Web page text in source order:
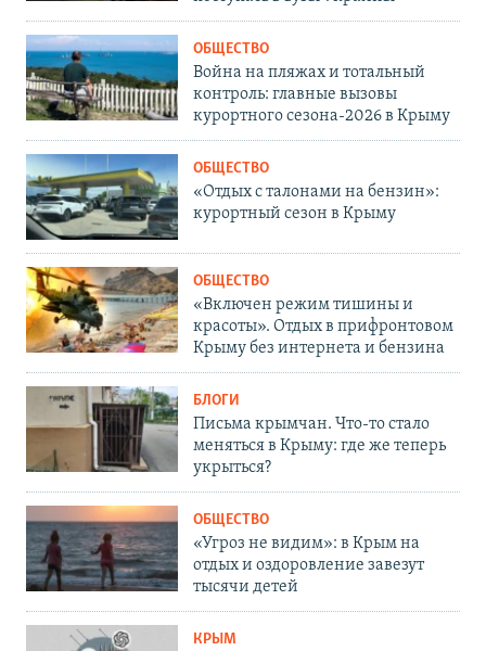
ОБЩЕСТВО
Война на пляжах и тотальный
контроль: главные вызовы
курортного сезона-2026 в Крыму
ОБЩЕСТВО
«Отдых с талонами на бензин»:
курортный сезон в Крыму
ОБЩЕСТВО
«Включен режим тишины и
красоты». Отдых в прифронтовом
Крыму без интернета и бензина
БЛОГИ
Письма крымчан. Что-то стало
меняться в Крыму: где же теперь
укрыться?
ОБЩЕСТВО
«Угроз не видим»: в Крым на
отдых и оздоровление завезут
тысячи детей
КРЫМ